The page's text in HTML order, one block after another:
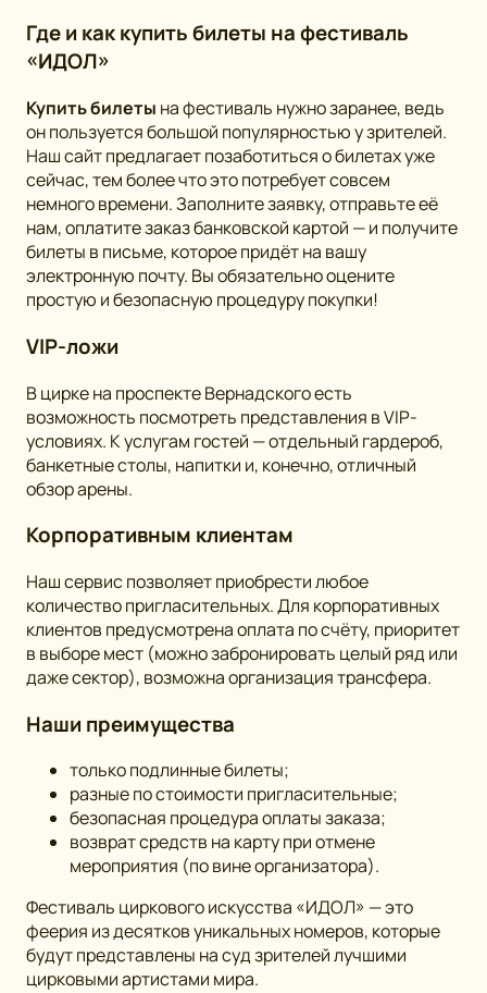
Где и как купить билеты на фестиваль
«ИДОЛ»
Купить билеты на фестиваль нужно заранее, ведь
он пользуется большой популярностью у зрителей.
Наш сайт предлагает позаботиться о билетах уже
сейчас, тем более что это потребует совсем
немного времени. Заполните заявку, отправьте её
нам, оплатите заказ банковской картой — и получите
билеты в письме, которое придёт на вашу
электронную почту. Вы обязательно оцените
простую и безопасную процедуру покупки!
VIP-ложи
В цирке на проспекте Вернадского есть
возможность посмотреть представления в VIP-
условиях. К услугам гостей — отдельный гардероб,
банкетные столы, напитки и, конечно, отличный
обзор арены.
Корпоративным клиентам
Наш сервис позволяет приобрести любое
количество пригласительных. Для корпоративных
клиентов предусмотрена оплата по счёту, приоритет
в выборе мест (можно забронировать целый ряд или
даже сектор), возможна организация трансфера.
Наши преимущества
только подлинные билеты;
разные по стоимости пригласительные;
безопасная процедура оплаты заказа;
возврат средств на карту при отмене
мероприятия (по вине организатора).
Фестиваль циркового искусства «ИДОЛ» — это
феерия из десятков уникальных номеров, которые
будут представлены на суд зрителей лучшими
цирковыми артистами мира.